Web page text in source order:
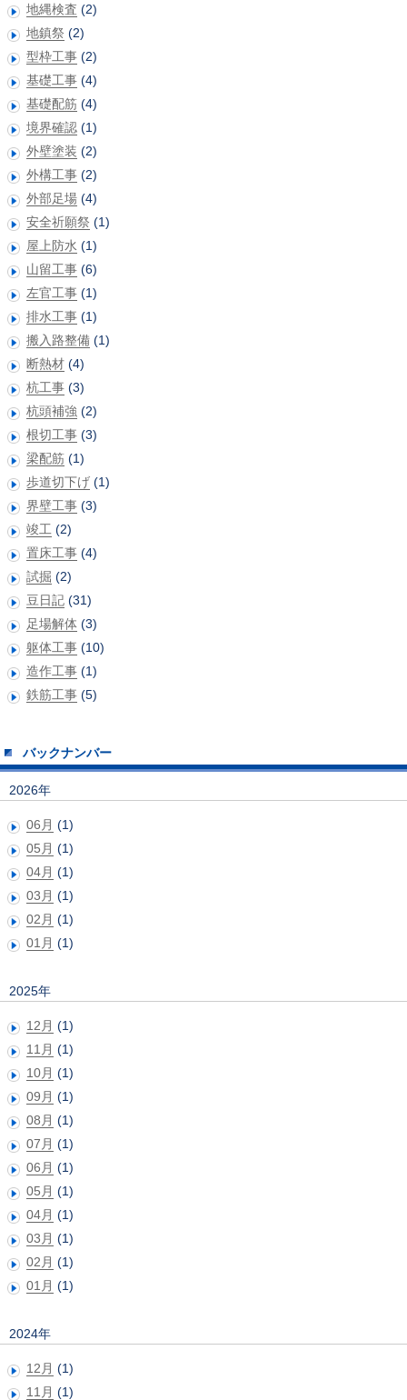
地縄検査 (2)
地鎮祭 (2)
型枠工事 (2)
基礎工事 (4)
基礎配筋 (4)
境界確認 (1)
外壁塗装 (2)
外構工事 (2)
外部足場 (4)
安全祈願祭 (1)
屋上防水 (1)
山留工事 (6)
左官工事 (1)
排水工事 (1)
搬入路整備 (1)
断熱材 (4)
杭工事 (3)
杭頭補強 (2)
根切工事 (3)
梁配筋 (1)
歩道切下げ (1)
界壁工事 (3)
竣工 (2)
置床工事 (4)
試掘 (2)
豆日記 (31)
足場解体 (3)
躯体工事 (10)
造作工事 (1)
鉄筋工事 (5)
バックナンバー
2026年
06月 (1)
05月 (1)
04月 (1)
03月 (1)
02月 (1)
01月 (1)
2025年
12月 (1)
11月 (1)
10月 (1)
09月 (1)
08月 (1)
07月 (1)
06月 (1)
05月 (1)
04月 (1)
03月 (1)
02月 (1)
01月 (1)
2024年
12月 (1)
11月 (1)